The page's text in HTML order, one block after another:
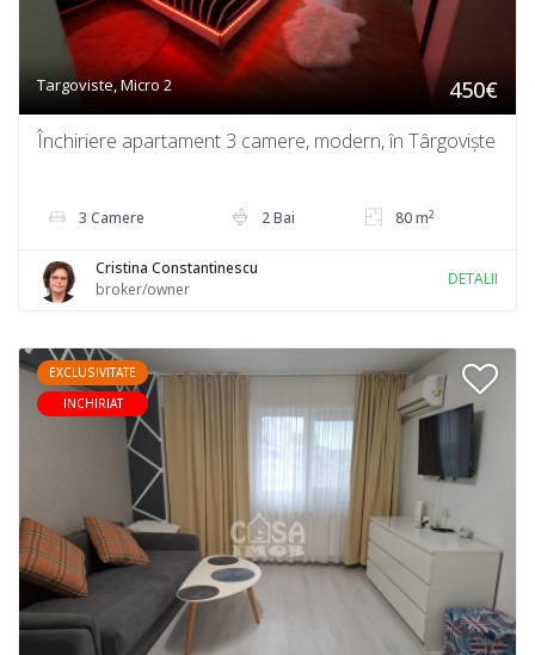
Targoviste, Micro 2 450€
Închiriere apartament 3 camere, modern, în Târgoviște
3 Camere 2 Bai 80 m2
Cristina Constantinescu
broker/owner
DETALII
EXCLUSIVITATE
INCHIRIAT